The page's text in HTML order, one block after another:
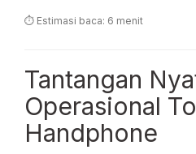
⏱ Estimasi baca: 6 menit
Tantangan
Operasional
Handphone